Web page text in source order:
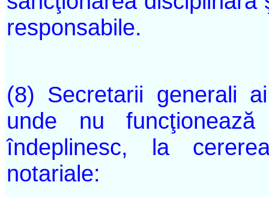
responsabile.
(8) Secretarii generali
unde nu
îndeplinesc, la
notariale: